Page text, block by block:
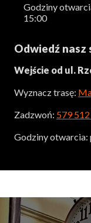
Godziny
15:00
Odwiedź nasz
Wejście od ul.
Wyznacz trasę:
Zadzwoń: 579
Godziny otwarcia: